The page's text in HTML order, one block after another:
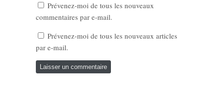
Prévenez-moi de tous les nouveaux
commentaires par e-mail.
Prévenez-moi de tous les nouveaux articles
par e-mail.